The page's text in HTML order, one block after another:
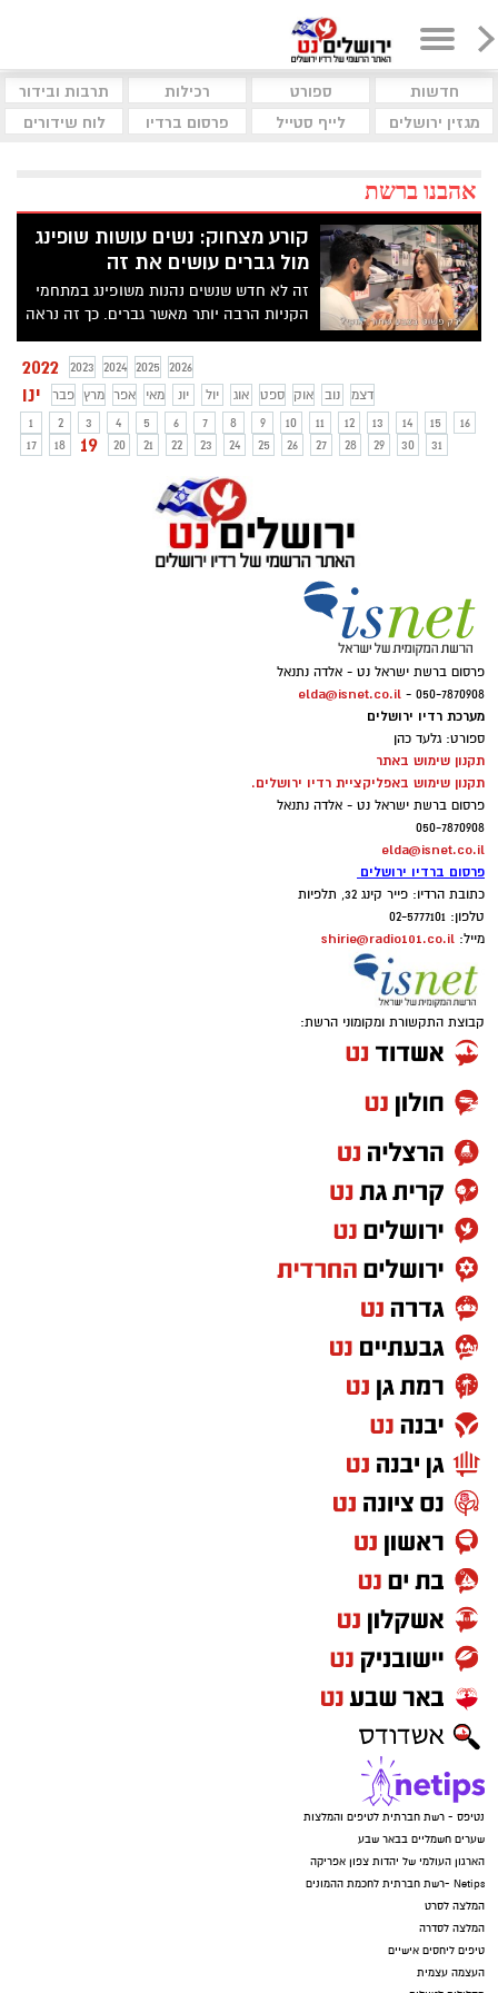
חדשות ספורט רכילות
תרבות ובידור
מגזין ירושלים
לייף סטייל פרסום ברדיו לוח שידורים
אהבנו ברשת
קורע מצחוק: נשים עושות שופינג
מול גברים עושים את זה
זה לא חדש שנשים נהנות משופינג במתחמי
הקניות הרבה יותר מאשר גברים. כך זה נראה
כשכל אחד מהמינים יוצא לשופינג - צפו
סרטון הקורע מצחוק
2022 2023 2024 2025 2026
ינו פבר מרץ אפר מאי יונ יול אוג ספט אוק נוב
דצמ
1
2 3 4 5 6 7 8 9 10 11 12 13 14 15
16
17
18 19 20 21 22 23 24 25 26 27 28 29 30 31
פרסום ברשת ישראל נט - אלדה נתנאל
050-7870908 -
elda@isnet.co.il
מערכת רדיו ירושלים
ספורט: גלעד כהן
תקנון שימוש באתר
תקנון שימוש באפליקציית רדיו ירושלים.
פרסום ברשת ישראל נט - אלדה נתנאל
050-7870908
elda@isnet.co.il
פרסום ברדיו ירושלים
כתובת הרדיו: פייר קינג 32, תלפיות
טלפון: 02-5777101
מייל: shirie@radio101.co.il
קבוצת התקשורת ומקומוני הרשת:
נטיפס - רשת חברתית לטיפים והמלצות
שערים חשמליים בבאר שבע
הארגון העולמי של יהדות צפון אפריקה
Netips -רשת חברתית לחכמת ההמונים
המלצה לסרט
המלצה לסדרה
טיפים ליחסים אישיים
העצמה עצמית